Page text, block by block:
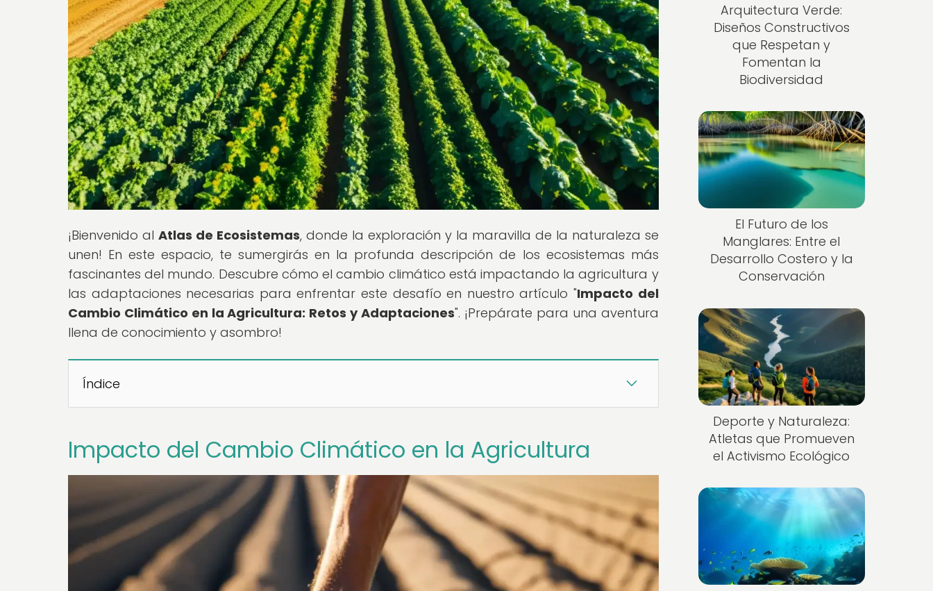
¡Bienvenido al Atlas de Ecosistemas, donde la exploración y la maravilla de la naturaleza se
unen! En este espacio, te sumergirás en la profunda descripción de los ecosistemas más
fascinantes del mundo. Descubre cómo el cambio climático está impactando la agricultura y
las adaptaciones necesarias para enfrentar este desafío en nuestro artículo "Impacto del
Cambio Climático en la Agricultura: Retos y Adaptaciones". ¡Prepárate para una aventura
llena de conocimiento y asombro!
Índice
Impacto del Cambio Climático en la Agricultura
Arquitectura Verde:
Diseños Constructivos
que Respetan y
Fomentan la
Biodiversidad
El Futuro de los
Manglares: Entre el
Desarrollo Costero y la
Conservación
Deporte y Naturaleza:
Atletas que Promueven
el Activismo Ecológico